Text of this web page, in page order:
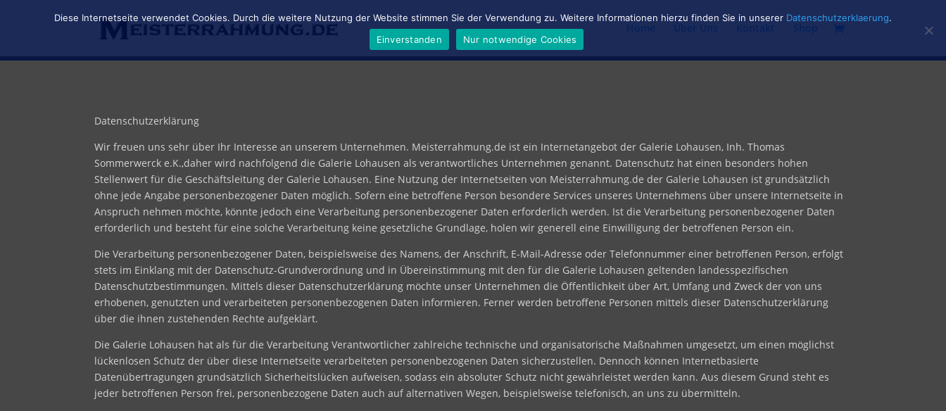
Datenschutzerklärung
Wir freuen uns sehr über Ihr Interesse an unserem Unternehmen. Meisterrahmung.de ist ein Internetangebot der Galerie Lohausen, Inh. Thomas
Sommerwerck e.K.,daher wird nachfolgend die Galerie Lohausen als verantwortliches Unternehmen genannt. Datenschutz hat einen besonders hohen
Stellenwert für die Geschäftsleitung der Galerie Lohausen. Eine Nutzung der Internetseiten von Meisterrahmung.de der Galerie Lohausen ist grundsätzlich
ohne jede Angabe personenbezogener Daten möglich. Sofern eine betroffene Person besondere Services unseres Unternehmens über unsere Internetseite in
Anspruch nehmen möchte, könnte jedoch eine Verarbeitung personenbezogener Daten erforderlich werden. Ist die Verarbeitung personenbezogener Daten
erforderlich und besteht für eine solche Verarbeitung keine gesetzliche Grundlage, holen wir generell eine Einwilligung der betroffenen Person ein.
Die Verarbeitung personenbezogener Daten, beispielsweise des Namens, der Anschrift, E-Mail-Adresse oder Telefonnummer einer betroffenen Person, erfolgt
stets im Einklang mit der Datenschutz-Grundverordnung und in Übereinstimmung mit den für die Galerie Lohausen geltenden landesspezifischen
Datenschutzbestimmungen. Mittels dieser Datenschutzerklärung möchte unser Unternehmen die Öffentlichkeit über Art, Umfang und Zweck der von uns
erhobenen, genutzten und verarbeiteten personenbezogenen Daten informieren. Ferner werden betroffene Personen mittels dieser Datenschutzerklärung
über die ihnen zustehenden Rechte aufgeklärt.
Die Galerie Lohausen hat als für die Verarbeitung Verantwortlicher zahlreiche technische und organisatorische Maßnahmen umgesetzt, um einen möglichst
lückenlosen Schutz der über diese Internetseite verarbeiteten personenbezogenen Daten sicherzustellen. Dennoch können Internetbasierte
Datenübertragungen grundsätzlich Sicherheitslücken aufweisen, sodass ein absoluter Schutz nicht gewährleistet werden kann. Aus diesem Grund steht es
jeder betroffenen Person frei, personenbezogene Daten auch auf alternativen Wegen, beispielsweise telefonisch, an uns zu übermitteln.
Diese Internetseite verwendet Cookies. Durch die weitere Nutzung der Website stimmen Sie der Verwendung zu. Weitere Informationen hierzu finden Sie in unserer Datenschutzerklaerung.
Einverstanden
Nur notwendige Cookies